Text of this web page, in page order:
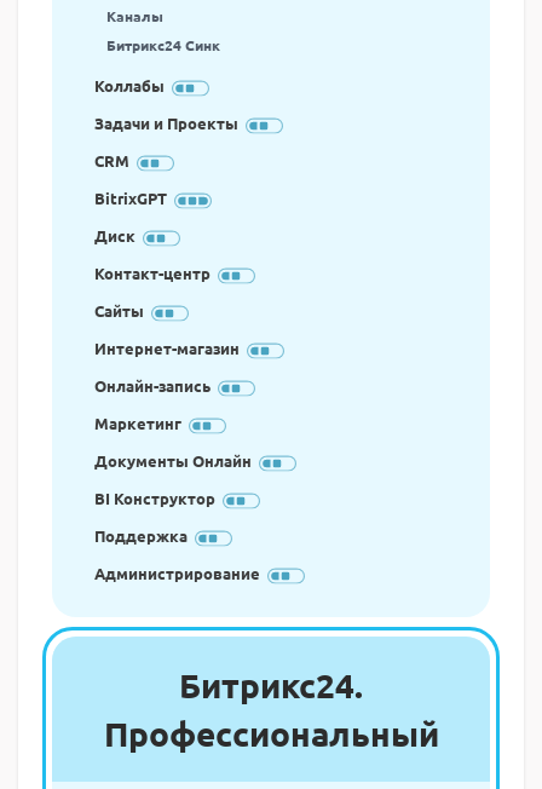
Каналы
Битрикс24 Синк
Коллабы
Задачи и Проекты
CRM
BitrixGPT
Диск
Контакт-центр
Сайты
Интернет-магазин
Онлайн-запись
Маркетинг
Документы Онлайн
BI Конструктор
Поддержка
Администрирование
Битрикс24.
Профессиональный